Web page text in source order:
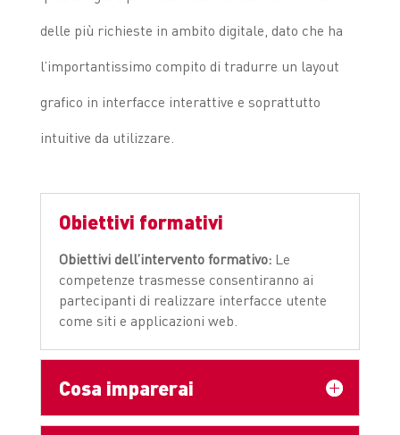
delle più richieste in ambito digitale, dato che ha
l’importantissimo compito di tradurre un layout
grafico in interfacce interattive e soprattutto
intuitive da utilizzare.
Obiettivi formativi
Obiettivi dell’intervento formativo: Le
competenze trasmesse consentiranno ai
partecipanti di realizzare interfacce utente
come siti e applicazioni web.
Cosa imparerai